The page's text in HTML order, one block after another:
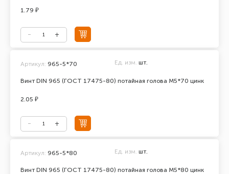
1.79 ₽
Винт DIN 965 (ГОСТ 17475-80) потайная голова М5*70 цинк
Артикул: 965-5*70 Ед. изм. шт.
2.05 ₽
Винт DIN 965 (ГОСТ 17475-80) потайная голова М5*80 цинк
Артикул: 965-5*80 Ед. изм. шт.